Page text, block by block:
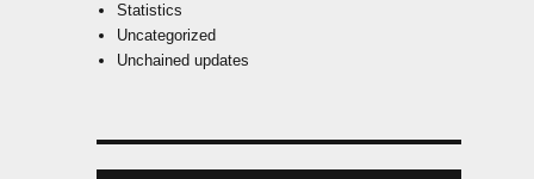
Statistics
Uncategorized
Unchained updates